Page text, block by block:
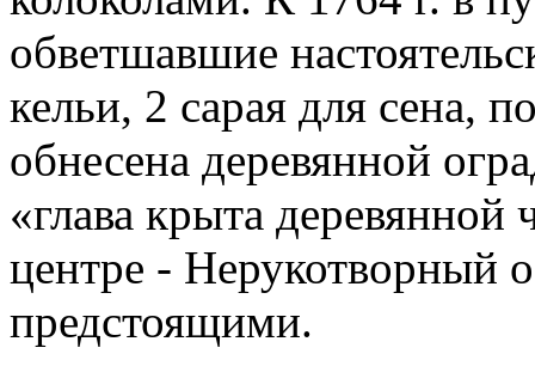
обветшавшие
кельи, 2 сарая для сена,
обнесена деревянной
«глава крыта
центре - Нерукотворный
предстоящими.